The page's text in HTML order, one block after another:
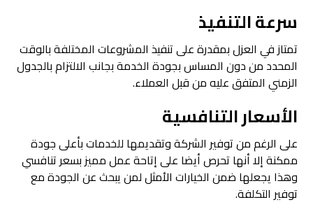
سرعة التنفيذ
تمتاز في العزل بمقدرة على تنفيذ المشروعات المختلفة بالوقت
المحدد من دون المساس بجودة الخدمة بجانب الالتزام بالجدول
الزمني المتفق عليه من قبل العملاء.
الأسعار التنافسية
على الرغم من توفير الشركة وتقديمها للخدمات بأعلى جودة
ممكنة إلا أنها تحرص أيضا على إتاحة عمل مميز بسعر تنافسي
وهذا يجعلها ضمن الخيارات الأمثل لمن يبحث عن الجودة مع
توفير التكلفة.